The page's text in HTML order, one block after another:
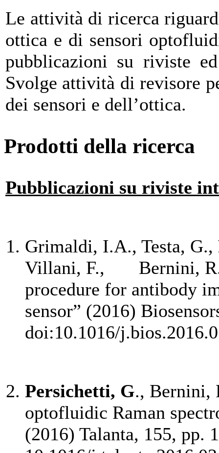
Le attività di ricerca
ottica e di sensori
pubblicazioni su riviste
Svolge attività di revisore
dei sensori e dell’ottica.
Prodotti della ricerca
Pubblicazioni su riviste
Grimaldi, I.A., Testa, G.,
Villani, F., Bernini, R.
procedure for antibody
sensor” (2016)
doi:10.1016/
Persichetti, G., Bernini,
optofluidic Raman
(2016) Talanta, 155, pp.